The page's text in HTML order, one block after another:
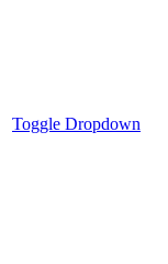
Toggle Dropdown